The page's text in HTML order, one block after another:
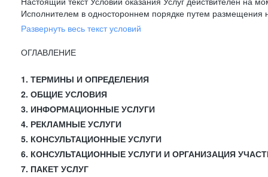
Исполнителем в одностороннем порядке путем размещения
Развернуть весь текст условий
ОГЛАВЛЕНИЕ
1. ТЕРМИНЫ И ОПРЕДЕЛЕНИЯ
2. ОБЩИЕ УСЛОВИЯ
3. ИНФОРМАЦИОННЫЕ УСЛУГИ
4. РЕКЛАМНЫЕ УСЛУГИ
5. КОНСУЛЬТАЦИОННЫЕ УСЛУГИ
6. КОНСУЛЬТАЦИОННЫЕ УСЛУГИ И ОРГАНИЗАЦИЯ
7. ПАКЕТ УСЛУГ